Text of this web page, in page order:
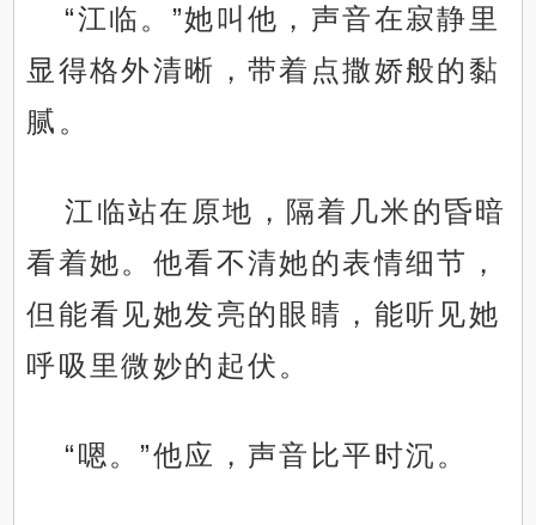
“江临。”她叫他，声音在寂静里
显得格外清晰，带着点撒娇般的黏
腻。
江临站在原地，隔着几米的昏暗
看着她。他看不清她的表情细节，
但能看见她发亮的眼睛，能听见她
呼吸里微妙的起伏。
“嗯。”他应，声音比平时沉。